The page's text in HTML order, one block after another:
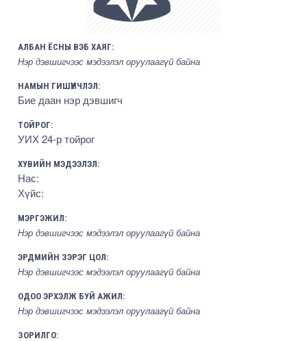
АЛБАН ЁСНЫ ВЭБ ХАЯГ:
Нэр дэвшигчээс мэдээлэл оруулаагүй байна
НАМЫН ГИШҮҮНЧЛЭЛ:
Бие даан нэр дэвшигч
ТОЙРОГ:
УИХ 24-р тойрог
ХУВИЙН МЭДЭЭЛЭЛ:
Нас:
Хүйс:
МЭРГЭЖИЛ:
Нэр дэвшигчээс мэдээлэл оруулаагүй байна
ЭРДМИЙН ЗЭРЭГ ЦОЛ:
Нэр дэвшигчээс мэдээлэл оруулаагүй байна
ОДОО ЭРХЭЛЖ БУЙ АЖИЛ:
Нэр дэвшигчээс мэдээлэл оруулаагүй байна
ЗОРИЛГО: